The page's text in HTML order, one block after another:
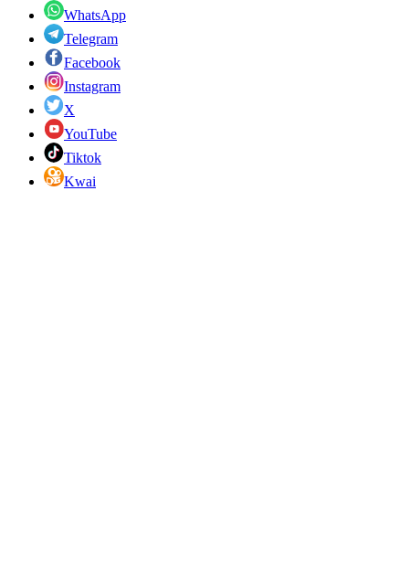
WhatsApp
Telegram
Facebook
Instagram
X
YouTube
Tiktok
Kwai